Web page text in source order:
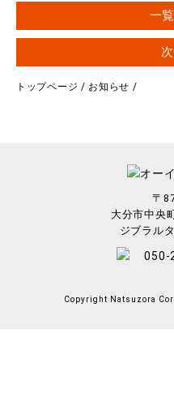
一
トップページ / お知らせ /
〒
大分市中央
ジブラル
Copyright Natsuzora